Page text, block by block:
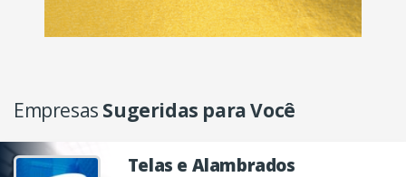
Empresas Sugeridas para Você
Telas e Alambrados